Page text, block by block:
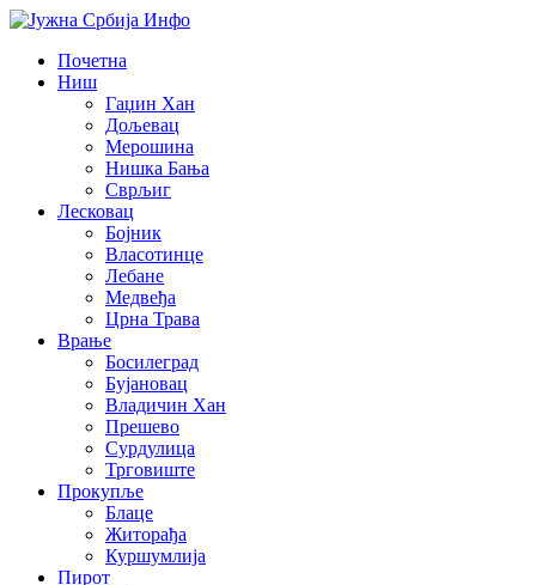
Почетна
Ниш
Гаџин Хан
Дољевац
Мерошина
Нишка Бања
Сврљиг
Лесковац
Бојник
Власотинце
Лебане
Медвеђа
Црна Трава
Врање
Босилеград
Бујановац
Владичин Хан
Прешево
Сурдулица
Трговиште
Прокупље
Блаце
Житорађа
Куршумлија
Пирот